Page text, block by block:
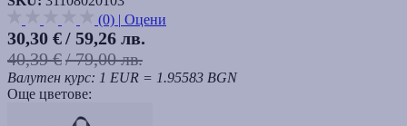
(0) | Оцени
30,30 €/ 59,26 лв.
40,39 €/ 79,00 лв.
Валутен курс: 1 EUR = 1.95583 BGN
Още цветове: